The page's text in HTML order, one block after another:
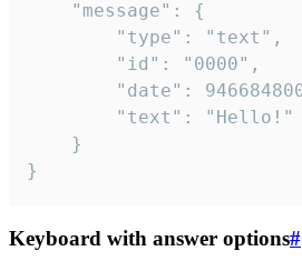
}
Keyboard with answer options#